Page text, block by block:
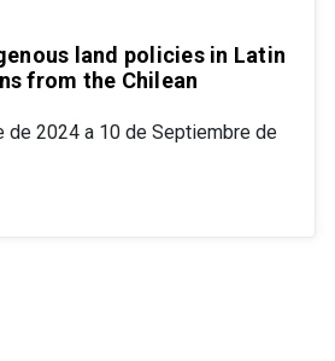
land policies in Latin
from the Chilean
de 2024 a 10 de Septiembre de